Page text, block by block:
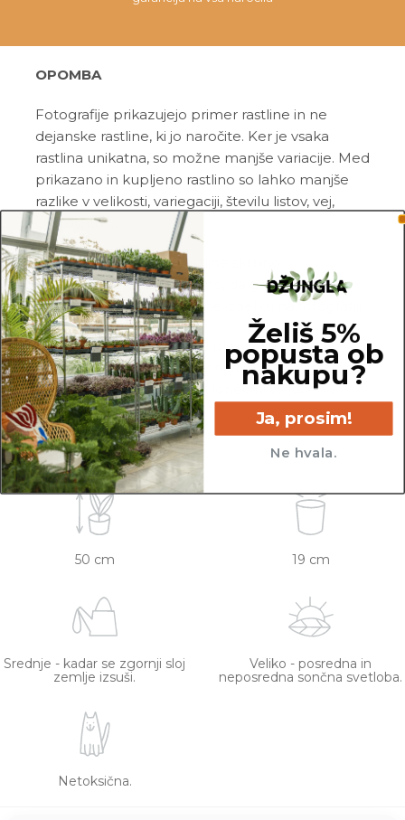
OPOMBA
Fotografije prikazujejo primer rastline in ne
dejanske rastline, ki jo naročite. Ker je vsaka
rastlina unikatna, so možne manjše variacije. Med
prikazano in kupljeno rastlino so lahko manjše
razlike v velikosti, variegaciji, številu listov, vej,
cvetov, itd …
Pred pošiljanjem vse rastline skrbno
pregledamo in zagotovimo, da gredo na pot
zdrave in čim bolj podobne izdelku na fotografiji.
Vse rastline so primarno v plastičnih sadilnih
lončkih. Višino sadilnega lonca je možno razbrati
iz slike z metrom. Okrasni lonec ni vključen v
ceno.
50 cm 19 cm
Srednje - kadar se zgornji sloj
zemlje izsuši.
Veliko - posredna in
neposredna sončna svetloba.
Netoksična.
Želiš 5%
popusta ob
nakupu?
Ja, prosim!
Ne hvala.